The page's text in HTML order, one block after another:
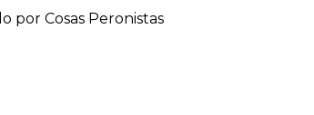
por Cosas Peronistas